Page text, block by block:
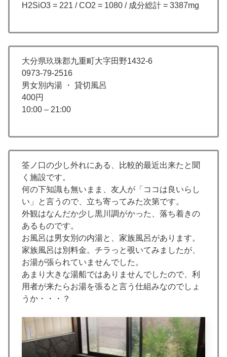
H2SiO3 = 221 / CO2 = 1080 / 成分総計 = 3387mg
大分県玖珠郡九重町大字田野1432-6
0973-79-2516
男女別内湯 ・ 貸切風呂
400円
10:00 – 21:00
筌ノ口の少し外れにある、比較的最近出来たと聞
く施設です。
何の下知識も無いまま、友人が「ココは良いらし
い」と言うので、立ち寄ってみた次第です。
外観はなんだか少し黒川調がかった、落ち着きの
あるものです。
お風呂は男女別の内湯と、家族風呂があります。
家族風呂は別料金。チラっと覗いてみましたが、
お湯が張られていませんでした。
あまり大きな湯船ではありませんでしたので、利
用者が来たらお湯を張ると言う仕組みなのでしょ
うか・・・？